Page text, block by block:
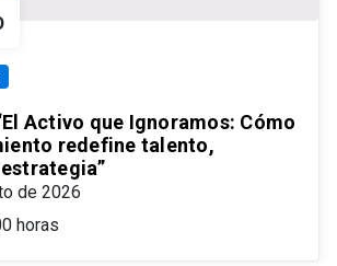
Activo que Ignoramos: Cómo
redefine talento,
de 2026
horas